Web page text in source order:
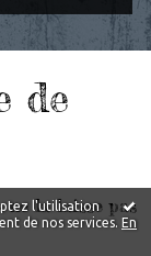
l'utilisation
de nos services. En
de
la laisse pas